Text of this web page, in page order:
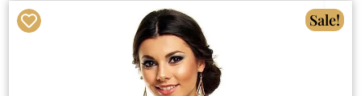
Sale!